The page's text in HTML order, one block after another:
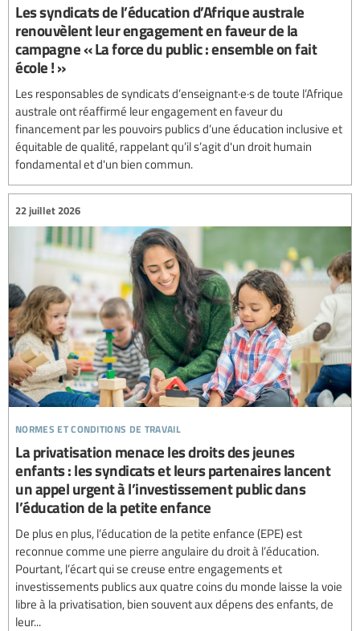
Les syndicats de l’éducation d’Afrique australe
renouvèlent leur engagement en faveur de la
campagne « La force du public : ensemble on fait
école ! »
Les responsables de syndicats d’enseignant·e·s de toute l’Afrique
australe ont réaffirmé leur engagement en faveur du
financement par les pouvoirs publics d’une éducation inclusive et
équitable de qualité, rappelant qu’il s’agit d'un droit humain
fondamental et d'un bien commun.
normes et conditions de travail
22 juillet 2026
La privatisation menace les droits des jeunes
enfants : les syndicats et leurs partenaires lancent
un appel urgent à l’investissement public dans
l’éducation de la petite enfance
De plus en plus, l’éducation de la petite enfance (EPE) est
reconnue comme une pierre angulaire du droit à l’éducation.
Pourtant, l’écart qui se creuse entre engagements et
investissements publics aux quatre coins du monde laisse la voie
libre à la privatisation, bien souvent aux dépens des enfants, de
leur...